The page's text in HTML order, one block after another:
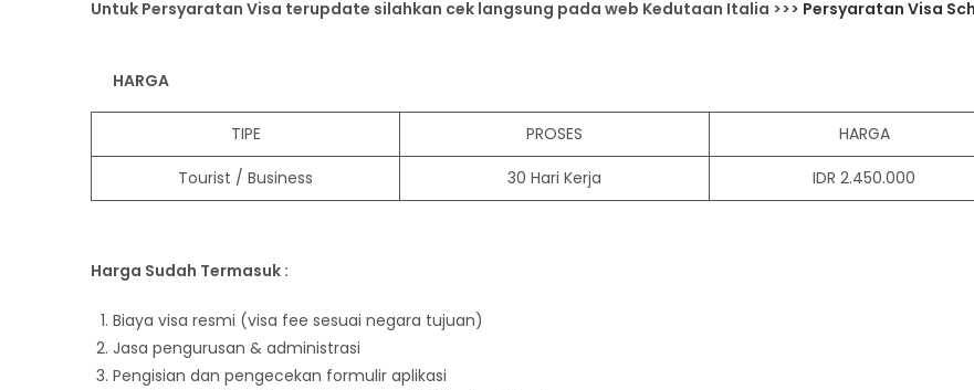
Untuk Persyaratan Visa terupdate silahkan cek langsung pada web Kedutaan Italia >>> Persyaratan Visa
HARGA
TIPE PROSES HARGA
Tourist / Business
30 Hari Kerja IDR 2.450.000
Harga Sudah Termasuk :
Biaya visa resmi (visa fee sesuai negara tujuan)
Jasa pengurusan & administrasi
Pengisian dan pengecekan formulir aplikasi